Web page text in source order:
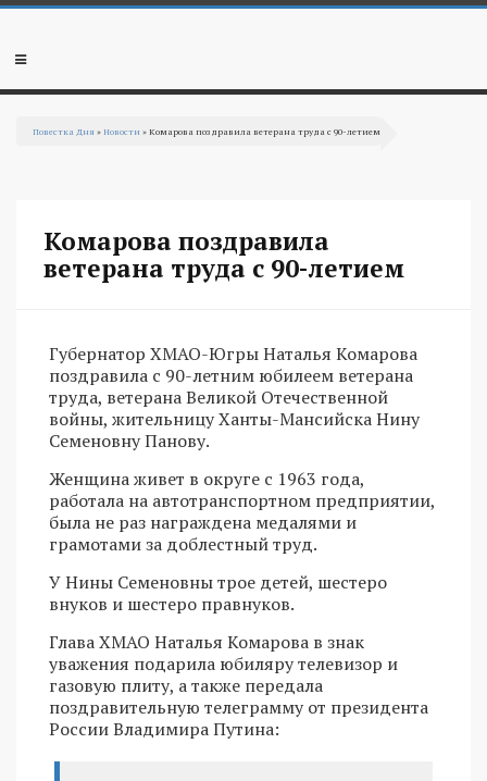
Перейти к основному содержанию
Мобильное
Повестка Дня »Новости » Комарова поздравила ветерана труда с 90-летием
Комарова поздравила
ветерана труда с 90-летием
Губернатор ХМАО-Югры Наталья Комарова
поздравила с 90-летним юбилеем ветерана
труда, ветерана Великой Отечественной
войны, жительницу Ханты-Мансийска Нину
Семеновну Панову.
Женщина живет в округе с 1963 года,
работала на автотранспортном предприятии,
была не раз награждена медалями и
грамотами за доблестный труд.
У Нины Семеновны трое детей, шестеро
внуков и шестеро правнуков.
Глава ХМАО Наталья Комарова в знак
уважения подарила юбиляру телевизор и
газовую плиту, а также передала
поздравительную телеграмму от президента
России Владимира Путина: